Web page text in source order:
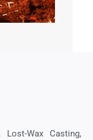
Wax Casting,